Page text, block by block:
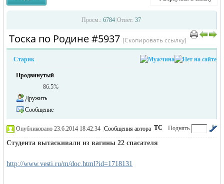
Просм.: 6784 Ответ: 37
Тоска по Родине #5937 [Скопировать ссылку]
Старик
Продвинутый
86.5%
Дружить
Сообщение
Поднять
ТС
Опубликовано 23.6.2014 18:42:34 Сообщения автора
Студента вытаскивали из вагины 22 спасателя
http://www.vesti.ru/m/doc.html?id=1718131